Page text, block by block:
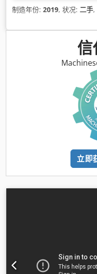
制造年份: 2019, 状况: 二手,
立即